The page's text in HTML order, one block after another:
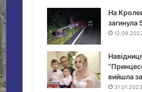
На
загинула
вийшла
31.01.2023